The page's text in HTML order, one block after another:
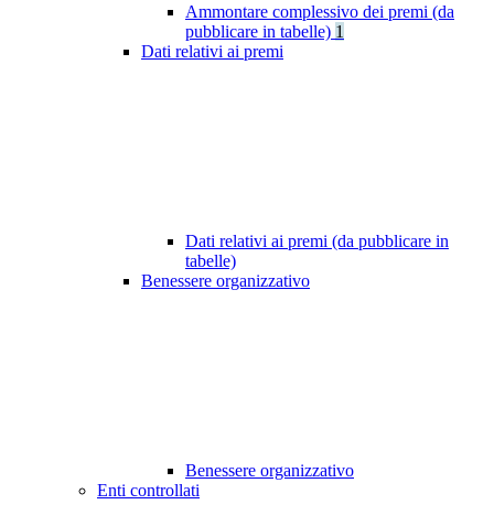
Ammontare complessivo dei premi (da
pubblicare in tabelle) 1
Dati relativi ai premi
Dati relativi ai premi (da pubblicare in
tabelle)
Benessere organizzativo
Benessere organizzativo
Enti controllati